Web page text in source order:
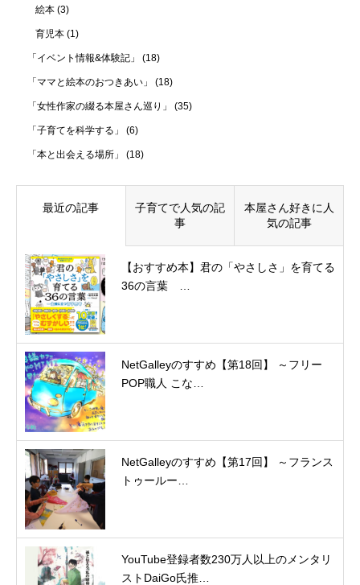
絵本 (3)
育児本 (1)
「イベント情報&体験記」 (18)
「ママと絵本のおつきあい」 (18)
「女性作家の綴る本屋さん巡り」 (35)
「子育てを科学する」 (6)
「本と出会える場所」 (18)
最近の記事
子育てで人気の記
事
本屋さん好きに人
気の記事
【おすすめ本】君の「やさしさ」を育てる
36の言葉 …
NetGalleyのすすめ【第18回】 ～フリー
POP職人 こな…
NetGalleyのすすめ【第17回】 ～フランス
トゥールー…
YouTube登録者数230万人以上のメンタリ
ストDaiGo氏推…